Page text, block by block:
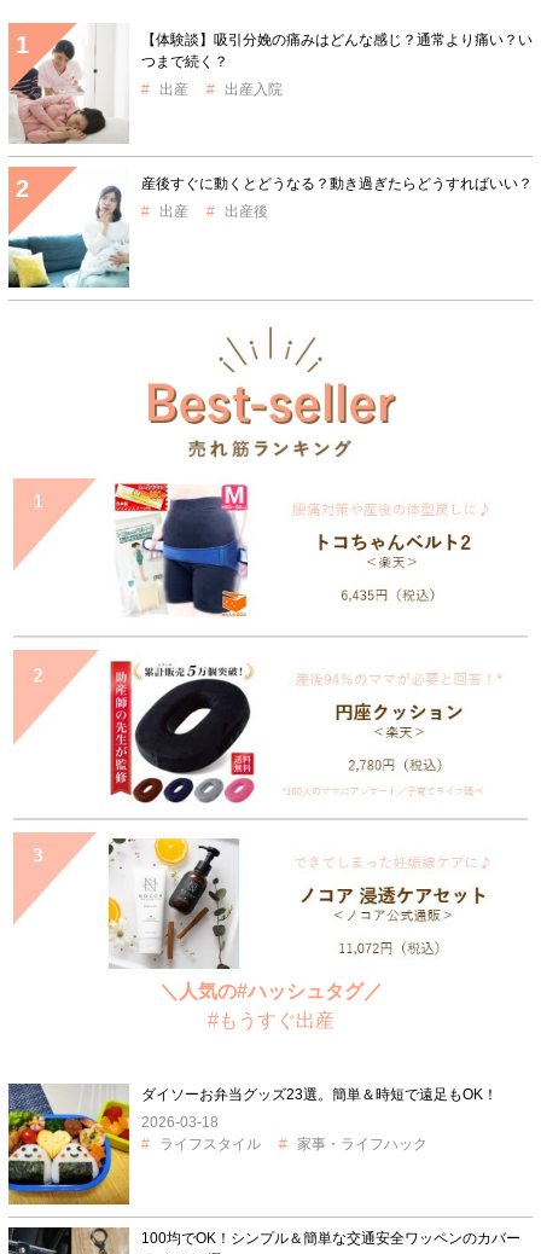
【体験談】吸引分娩の痛みはどんな感じ？通常より痛い？い
つまで続く？
出産
出産入院
産後すぐに動くとどうなる？動き過ぎたらどうすればいい？
出産
出産後
＼人気の#ハッシュタグ／
#もうすぐ出産
ダイソーお弁当グッズ23選。簡単＆時短で遠足もOK！
2026-03-18
ライフスタイル
家事・ライフハック
100均でOK！シンプル＆簡単な交通安全ワッペンのカバー